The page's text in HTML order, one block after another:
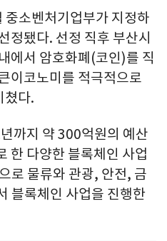
중소벤처기업부가 지정하
정됐다. 선정 직후 부산시
에서 암호화폐(코인)를 직
이코노미를 적극적으로
쳤다.
까지 약 300억원의 예산
한 다양한 블록체인 사업
로 물류와 관광, 안전, 금
블록체인 사업을 진행한